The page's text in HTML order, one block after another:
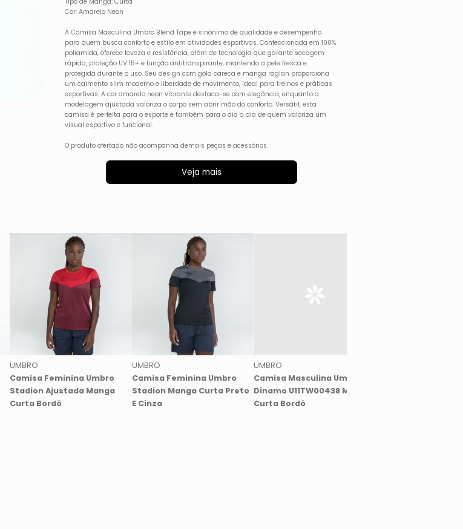
Cor: Amarelo Neon
A Camisa Masculina Umbro Blend Tape é sinônimo de qualidade e desempenho
para quem busca conforto e estilo em atividades esportivas. Confeccionada em 100%
poliamida, oferece leveza e resistência, além de tecnologia que garante secagem
rápida, proteção UV 15+ e função antitranspirante, mantendo a pele fresca e
protegida durante o uso. Seu design com gola careca e manga raglan proporciona
um caimento slim moderno e liberdade de movimento, ideal para treinos e práticas
esportivas. A cor amarelo neon vibrante destaca-se com elegância, enquanto a
modelagem ajustada valoriza o corpo sem abrir mão do conforto. Versátil, esta
camisa é perfeita para o esporte e também para o dia a dia de quem valoriza um
visual esportivo e funcional.
O produto ofertado não acompanha demais peças e acessórios.
Veja mais
UMBRO
Camisa Feminina Umbro
Stadion Ajustada Manga
Curta Bordô
UMBRO
Camisa Feminina Umbro
Stadion Manga Curta Preto
E Cinza
UMBRO
Camisa Masculina Umbro
Dinamo U11TW00438 Manga
Curta Bordô